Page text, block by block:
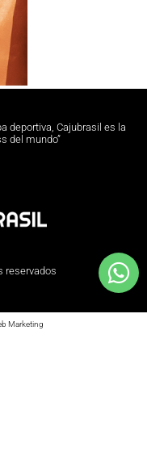
deportiva, Cajubrasil es la
del mundo”
reservados
Marketing